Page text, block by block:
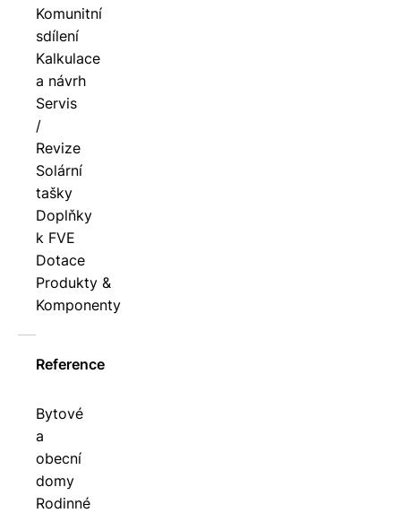
Komunitní
sdílení
Kalkulace
a návrh
Servis
/
Revize
Solární
tašky
Doplňky
k FVE
Dotace
Produkty &
Komponenty
Reference
Bytové
a
obecní
domy
Rodinné